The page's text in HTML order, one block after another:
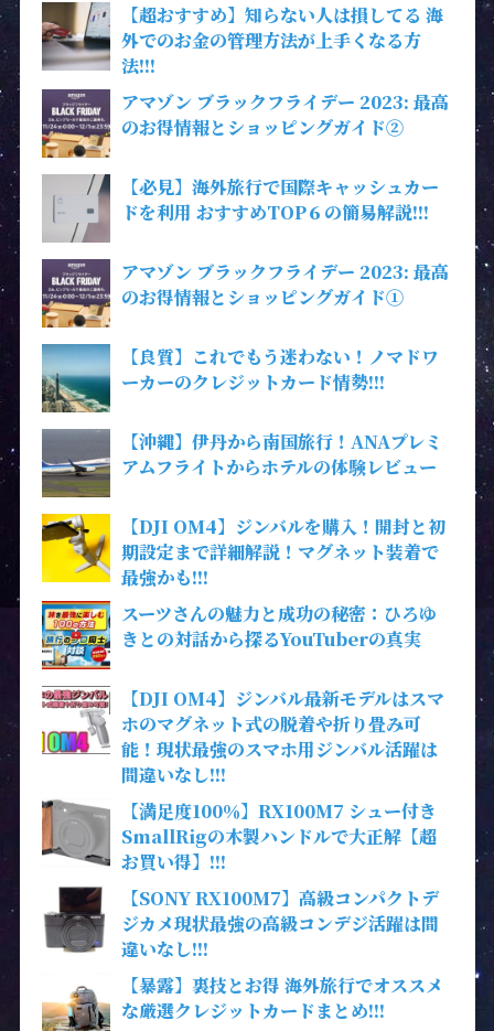
【超おすすめ】知らない人は損してる 海
外でのお金の管理方法が上手くなる方
法!!!
アマゾン ブラックフライデー 2023: 最高
のお得情報とショッピングガイド②
【必見】海外旅行で国際キャッシュカー
ドを利用 おすすめTOP６の簡易解説!!!
アマゾン ブラックフライデー 2023: 最高
のお得情報とショッピングガイド①
【良質】これでもう迷わない！ノマドワ
ーカーのクレジットカード情勢!!!
【沖縄】伊丹から南国旅行！ANAプレミ
アムフライトからホテルの体験レビュー
【DJI OM4】ジンバルを購入！開封と初
期設定まで詳細解説！マグネット装着で
最強かも!!!
スーツさんの魅力と成功の秘密：ひろゆ
きとの対話から探るYouTuberの真実
【DJI OM4】ジンバル最新モデルはスマ
ホのマグネット式の脱着や折り畳み可
能！現状最強のスマホ用ジンバル活躍は
間違いなし!!!
【満足度100％】RX100M7 シュー付き
SmallRigの木製ハンドルで大正解【超
お買い得】!!!
【SONY RX100M7】高級コンパクトデ
ジカメ現状最強の高級コンデジ活躍は間
違いなし!!!
【暴露】裏技とお得 海外旅行でオススメ
な厳選クレジットカードまとめ!!!